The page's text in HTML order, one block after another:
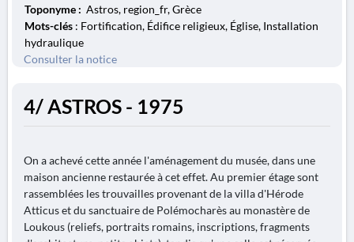
Toponyme : Astros, region_fr, Grèce
Mots-clés : Fortification, Édifice religieux, Église, Installation
hydraulique
Consulter la notice
4/ ASTROS - 1975
On a achevé cette année l'aménagement du musée, dans une
maison ancienne restaurée à cet effet. Au premier étage sont
rassemblées les trouvailles provenant de la villa d'Hérode
Atticus et du sanctuaire de Polémocharès au monastère de
Loukous (reliefs, portraits romains, inscriptions, fragments